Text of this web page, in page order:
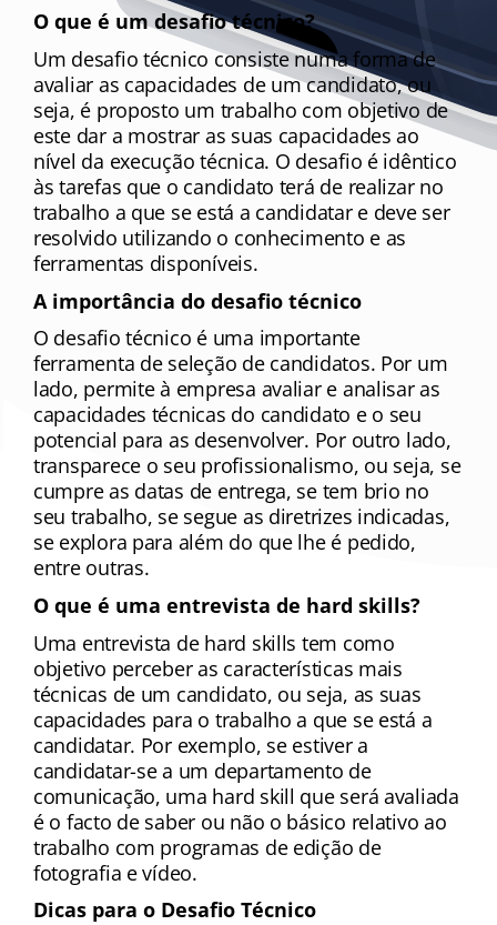
O que é um desafio técnico?
Um desafio técnico consiste numa forma de
avaliar as capacidades de um candidato, ou
seja, é proposto um trabalho com objetivo de
este dar a mostrar as suas capacidades ao
nível da execução técnica. O desafio é idêntico
às tarefas que o candidato terá de realizar no
trabalho a que se está a candidatar e deve ser
resolvido utilizando o conhecimento e as
ferramentas disponíveis.
A importância do desafio técnico
O desafio técnico é uma importante
ferramenta de seleção de candidatos. Por um
lado, permite à empresa avaliar e analisar as
capacidades técnicas do candidato e o seu
potencial para as desenvolver. Por outro lado,
transparece o seu profissionalismo, ou seja, se
cumpre as datas de entrega, se tem brio no
seu trabalho, se segue as diretrizes indicadas,
se explora para além do que lhe é pedido,
entre outras.
O que é uma entrevista de hard skills?
Uma entrevista de hard skills tem como
objetivo perceber as características mais
técnicas de um candidato, ou seja, as suas
capacidades para o trabalho a que se está a
candidatar. Por exemplo, se estiver a
candidatar-se a um departamento de
comunicação, uma hard skill que será avaliada
é o facto de saber ou não o básico relativo ao
trabalho com programas de edição de
fotografia e vídeo.
Dicas para o Desafio Técnico